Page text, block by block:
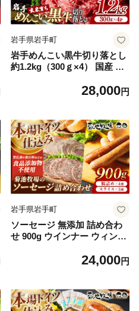
岩手県岩手町
岩手めんこい黒牛切り落とし
約1.2kg（300ｇ×4） 国産 牛
分け 真空パック 冷凍 玄米育
28,000円
岩手県岩手町
ソーセージ 無添加 詰め合わ
せ 900g ウインナー ウィンナ
24,000円